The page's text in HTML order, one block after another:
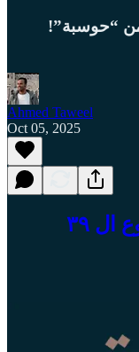
من “حوسبة”!
Ahmed Taweel
Oct 05, 2025
٣٩